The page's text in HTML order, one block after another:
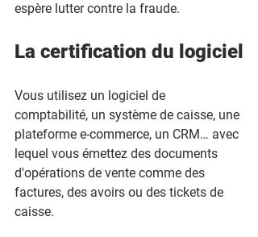
espère lutter contre la fraude.
La certification du logiciel
Vous utilisez un logiciel de
comptabilité, un système de caisse, une
plateforme e-commerce, un CRM… avec
lequel vous émettez des documents
d'opérations de vente comme des
factures, des avoirs ou des tickets de
caisse.